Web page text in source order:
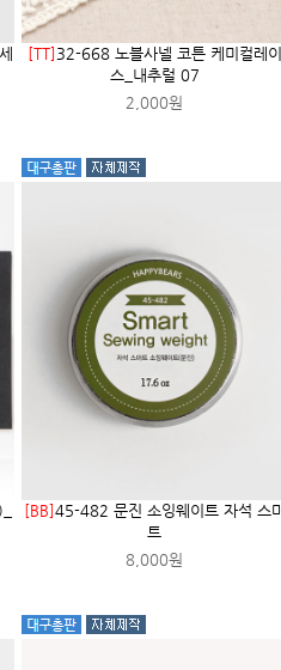
[TT] 32-668 노블사넬 코튼 케미컬레이
스_내추럴 07
2,000원
[BB]45-482 문진 소잉웨이트 자석 스
트
8,000원